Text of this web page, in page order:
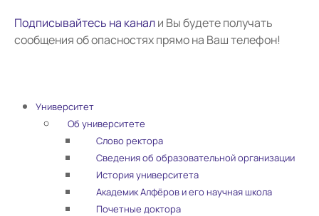
Подписывайтесь на канал и Вы будете получать
сообщения об опасностях прямо на Ваш телефон!
Университет
Об университете
Слово ректора
Сведения об образовательной организации
История университета
Академик Алфёров и его научная школа
Почетные доктора